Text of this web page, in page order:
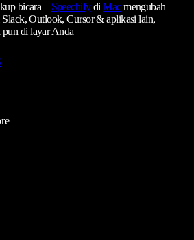
bicara – SpeechifydiMacmengubah
Slack, Outlook, Cursor & aplikasi lain,
pun di layar Anda